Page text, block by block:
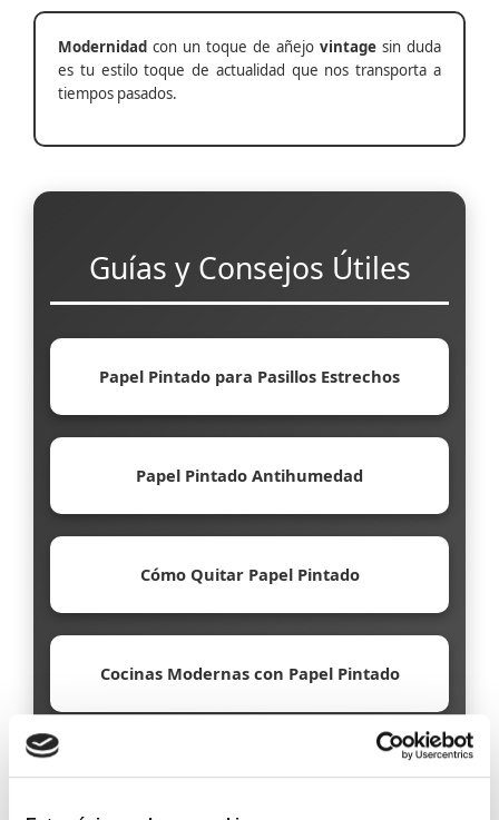
Modernidad con un toque de añejo vintage sin duda
es tu estilo toque de actualidad que nos transporta a
tiempos pasados.
Guías y Consejos Útiles
Papel Pintado para Pasillos Estrechos
Papel Pintado Antihumedad
Cómo Quitar Papel Pintado
Cocinas Modernas con Papel Pintado
Papel Pintado Ecológico